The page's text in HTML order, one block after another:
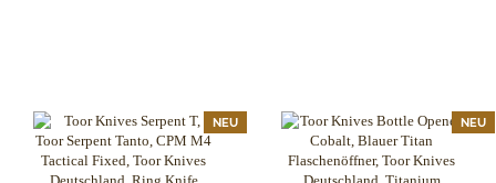
NEU NEU